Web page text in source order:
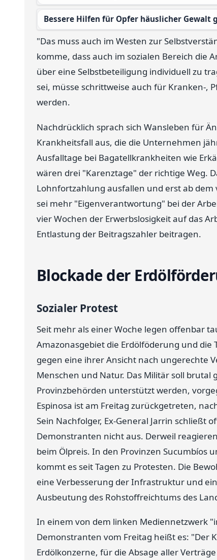
Bessere Hilfen für Opfer häuslicher Gewalt
"Das muss auch im Westen zur
komme, dass auch im sozialen Bereich die
über eine Selbstbeteiligung individuell zu
sei, müsse schrittweise auch für Kranken-,
werden.
Nachdrücklich sprach sich Wansleben für
Krankheitsfall aus, die die Unternehmen
Ausfalltage bei Bagatellkrankheiten wie
wären drei "Karenztage" der richtige Weg.
Lohnfortzahlung ausfallen und erst ab
sei mehr "Eigenverantwortung" bei der
vier Wochen der Erwerbslosigkeit auf das
Entlastung der Beitragszahler beitragen.
Blockade der
Sozialer Protest
Seit mehr als einer Woche legen offenbar
Amazonasgebiet die Erdölföderung und
gegen eine ihrer Ansicht nach ungerechte
Menschen und Natur. Das Militär soll brutal
Provinzbehörden unterstützt werden,
Espinosa ist am Freitag zurückgetreten,
Sein Nachfolger, Ex-General Jarrin schließt
Demonstranten nicht aus. Derweil
beim Ölpreis. In den Provinzen Sucumbíos
kommt es seit Tagen zu Protesten. Die
eine Verbesserung der Infrastruktur und
Ausbeutung des Rohstoffreichtums des
In einem von dem linken Mediennetzwerk
Demonstranten vom Freitag heißt es: "Der
Erdölkonzerne, für die Absage aller